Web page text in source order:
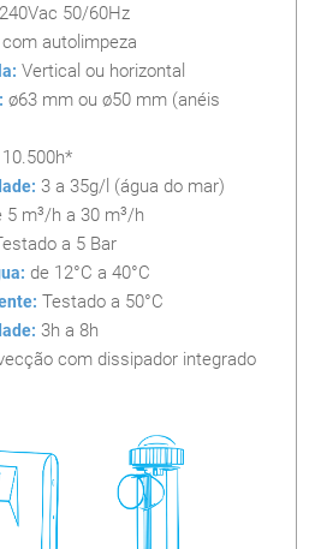
50/60Hz
autolimpeza
Vertical ou horizontal
ø63 mm ou ø50 mm (anéis
10.500h*
3 a 35g/l (água do mar)
5 m3/h a 30 m3/h
a 5 Bar
de 12°C a 40°C
Testado a 50°C
3h a 8h
com dissipador integrado